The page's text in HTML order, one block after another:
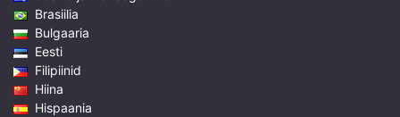
Brasiilia
Bulgaaria
Eesti
Filipiinid
Hiina
Hispaania